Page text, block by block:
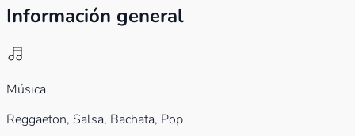
Información general
Música
Reggaeton, Salsa, Bachata, Pop